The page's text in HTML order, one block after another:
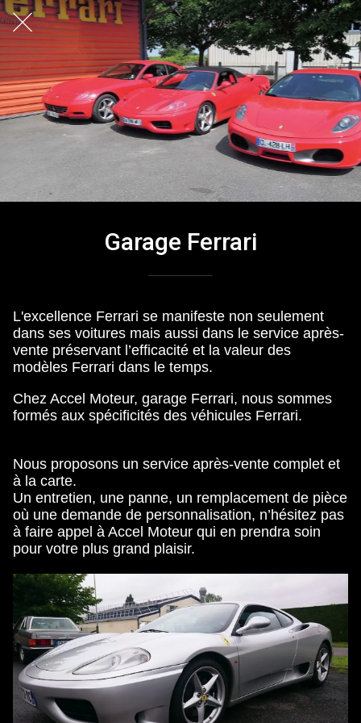
Garage Ferrari
L'excellence Ferrari se manifeste non seulement
dans ses voitures mais aussi dans le service après-
vente préservant l’efficacité et la valeur des
modèles Ferrari dans le temps.
Chez Accel Moteur, garage Ferrari, nous sommes
formés aux spécificités des véhicules Ferrari.
Nous proposons un service après-vente complet et
à la carte.
Un entretien, une panne, un remplacement de pièce
où une demande de personnalisation, n’hésitez pas
à faire appel à Accel Moteur qui en prendra soin
pour votre plus grand plaisir.